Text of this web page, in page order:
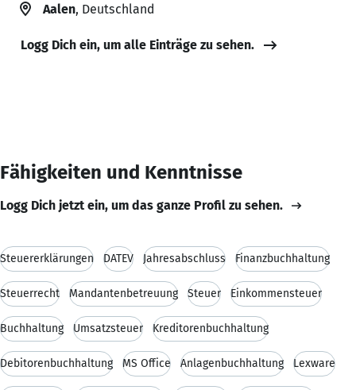
Aalen, Deutschland
Logg Dich ein, um alle Einträge zu sehen.
Fähigkeiten und Kenntnisse
Logg Dich jetzt ein, um das ganze Profil zu sehen.
Steuererklärungen DATEV Jahresabschluss Finanzbuchhaltung
Steuerrecht Mandantenbetreuung Steuer Einkommensteuer
Buchhaltung Umsatzsteuer Kreditorenbuchhaltung
Debitorenbuchhaltung MS Office Anlagenbuchhaltung Lexware